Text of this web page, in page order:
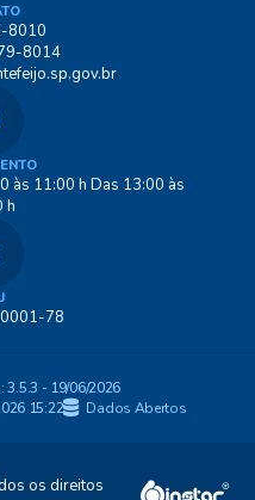
8010
8014
às 11:00 h Das 13:00 às
h
78
3.5.3 - 19/06/2026
15:22 Dados Abertos
os direitos